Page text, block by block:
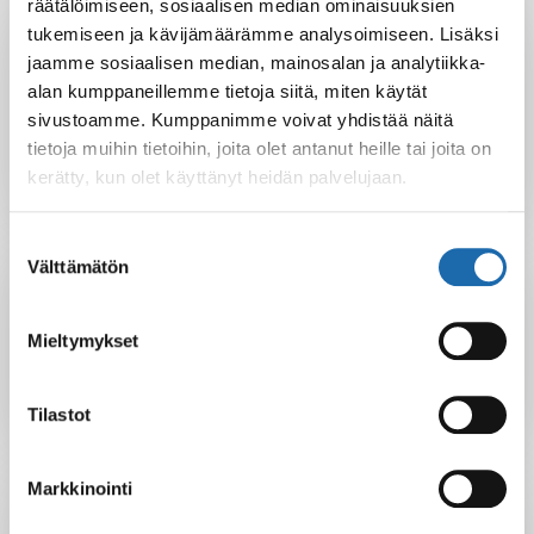
räätälöimiseen, sosiaalisen median ominaisuuksien
tukemiseen ja kävijämäärämme analysoimiseen. Lisäksi
jaamme sosiaalisen median, mainosalan ja analytiikka-
alan kumppaneillemme tietoja siitä, miten käytät
sivustoamme. Kumppanimme voivat yhdistää näitä
tietoja muihin tietoihin, joita olet antanut heille tai joita on
kerätty, kun olet käyttänyt heidän palvelujaan.
valinta
Välttämätön
Mieltymykset
Tilastot
Markkinointi
Biohajoavuus ja turvallisuus
Pesuaineemme ovat biohajoavia eivätkä sisällä fosfaatteja
tai zeoliitteja. Ne huuhtoutuvat helposti jo matalissa
pesulämpötiloissa ja tuotteet on suunniteltu
käyttöturvallisuus edellä.
Pakkauksemme ovat kierrätyskelpoisia. Muovipakkaukset
ovat HDPE muovia ja pahvipakkaukset valkaisemattomasta